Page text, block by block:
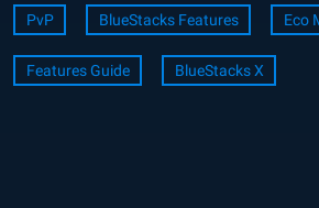
PvP BlueStacks Features Eco
Features Guide BlueStacks X